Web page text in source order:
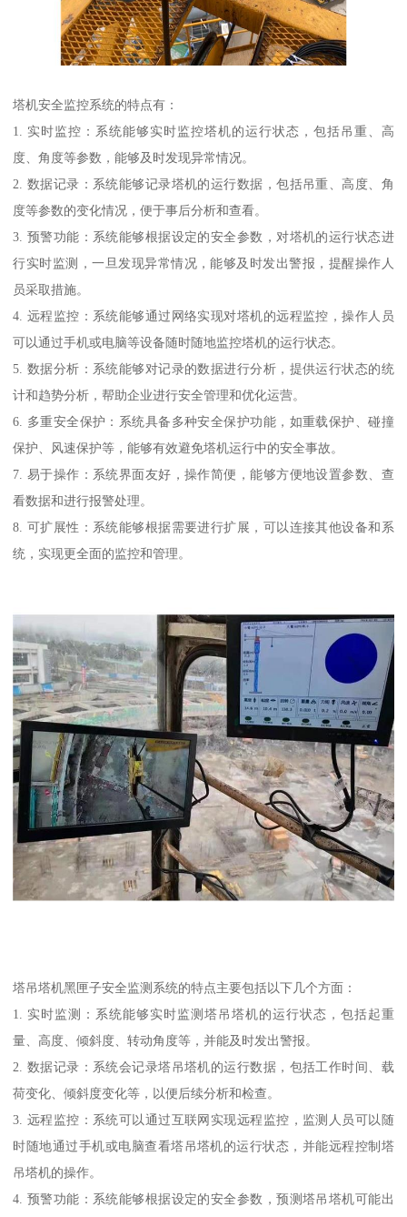
塔机安全监控系统的特点有：
1. 实时监控：系统能够实时监控塔机的运行状态，包括吊重、高
度、角度等参数，能够及时发现异常情况。
2. 数据记录：系统能够记录塔机的运行数据，包括吊重、高度、角
度等参数的变化情况，便于事后分析和查看。
3. 预警功能：系统能够根据设定的安全参数，对塔机的运行状态进
行实时监测，一旦发现异常情况，能够及时发出警报，提醒操作人
员采取措施。
4. 远程监控：系统能够通过网络实现对塔机的远程监控，操作人员
可以通过手机或电脑等设备随时随地监控塔机的运行状态。
5. 数据分析：系统能够对记录的数据进行分析，提供运行状态的统
计和趋势分析，帮助企业进行安全管理和优化运营。
6. 多重安全保护：系统具备多种安全保护功能，如重载保护、碰撞
保护、风速保护等，能够有效避免塔机运行中的安全事故。
7. 易于操作：系统界面友好，操作简便，能够方便地设置参数、查
看数据和进行报警处理。
8. 可扩展性：系统能够根据需要进行扩展，可以连接其他设备和系
统，实现更全面的监控和管理。
塔吊塔机黑匣子安全监测系统的特点主要包括以下几个方面：
1. 实时监测：系统能够实时监测塔吊塔机的运行状态，包括起重
量、高度、倾斜度、转动角度等，并能及时发出警报。
2. 数据记录：系统会记录塔吊塔机的运行数据，包括工作时间、载
荷变化、倾斜度变化等，以便后续分析和检查。
3. 远程监控：系统可以通过互联网实现远程监控，监测人员可以随
时随地通过手机或电脑查看塔吊塔机的运行状态，并能远程控制塔
吊塔机的操作。
4. 预警功能：系统能够根据设定的安全参数，预测塔吊塔机可能出